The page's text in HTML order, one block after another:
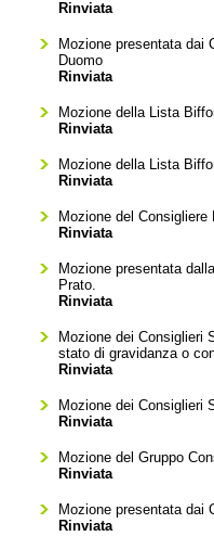
Rinviata
Mozione presentata dai
Duomo
Rinviata
Mozione della Lista
Rinviata
Mozione della Lista
Rinviata
Mozione del
Rinviata
Mozione presentata
Prato.
Rinviata
Mozione dei Consiglieri
stato di gravidanza o
Rinviata
Mozione dei Consiglieri
Rinviata
Mozione del Gruppo
Rinviata
Mozione presentata dai
Rinviata